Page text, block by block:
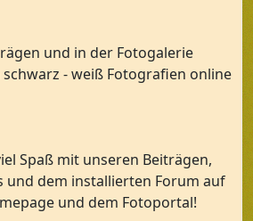
und in der Fotogalerie
- weiß Fotografien online
Spaß mit unseren Beiträgen,
und dem installierten Forum auf
und dem Fotoportal!